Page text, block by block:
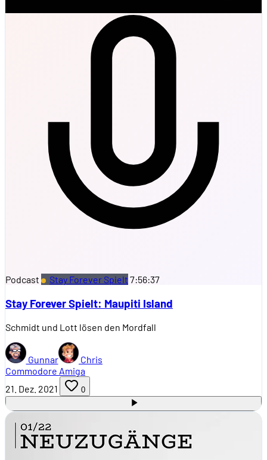
Podcast Stay Forever Spielt 7:56:37
Stay Forever Spielt: Maupiti Island
Schmidt und Lott lösen den Mordfall
Gunnar
Chris
Commodore Amiga
21. Dez. 2021
0